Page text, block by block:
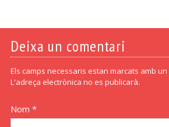
Deixa un comentari
Els camps necessaris estan marcats amb
L'adreça electrònica no es publicarà.
Nom *